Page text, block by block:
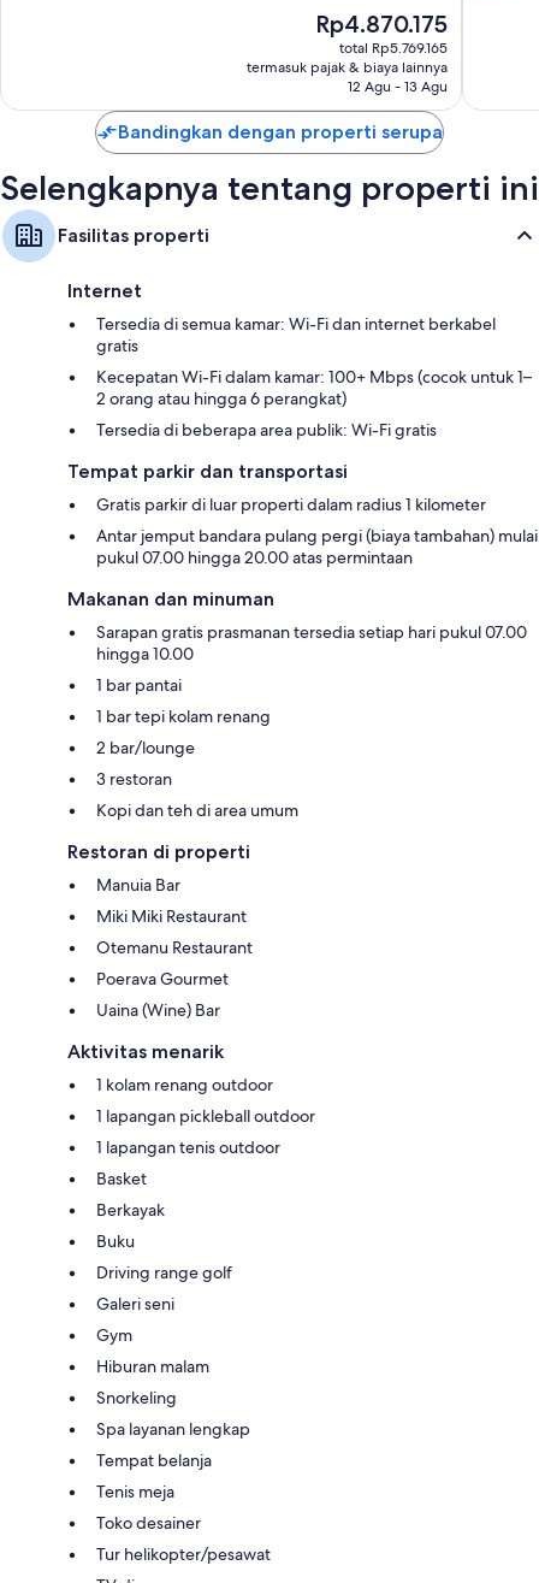
Penitipan anak di kamar (biaya tambahan) dan tempat tidur bayi
(gratis)
Daur ulang dan lampu bohlam LED
Televisi LCD 43-inci dengan TV kabel
Lemari dan ruang baju, ketel listrik, dan kipas angin langit-langit
Harga
sekarang
Rp4.870.175
Rp4.870.175
total Rp5.769.165
termasuk pajak & biaya lainnya
12 Agu - 13 Agu
Bandingkan dengan properti serupa
Selengkapnya tentang properti ini
Fasilitas properti
Internet
Tersedia di semua kamar: Wi-Fi dan internet berkabel
gratis
Kecepatan Wi-Fi dalam kamar: 100+ Mbps (cocok untuk 1–
2 orang atau hingga 6 perangkat)
Tersedia di beberapa area publik: Wi-Fi gratis
Tempat parkir dan transportasi
Gratis parkir di luar properti dalam radius 1 kilometer
Antar jemput bandara pulang pergi (biaya tambahan) mulai
pukul 07.00 hingga 20.00 atas permintaan
Makanan dan minuman
Sarapan gratis prasmanan tersedia setiap hari pukul 07.00
hingga 10.00
1 bar pantai
1 bar tepi kolam renang
2 bar/lounge
3 restoran
Kopi dan teh di area umum
Restoran di properti
Manuia Bar
Miki Miki Restaurant
Otemanu Restaurant
Poerava Gourmet
Uaina (Wine) Bar
Aktivitas menarik
1 kolam renang outdoor
1 lapangan pickleball outdoor
1 lapangan tenis outdoor
Basket
Berkayak
Buku
Driving range golf
Galeri seni
Gym
Hiburan malam
Snorkeling
Spa layanan lengkap
Tempat belanja
Tenis meja
Toko desainer
Tur helikopter/pesawat